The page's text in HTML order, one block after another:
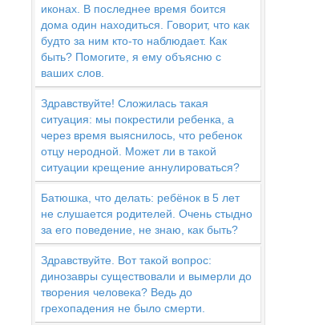
иконах. В последнее время боится
дома один находиться. Говорит, что как
будто за ним кто-то наблюдает. Как
быть? Помогите, я ему объясню с
ваших слов.
Здравствуйте! Сложилась такая
ситуация: мы покрестили ребенка, а
через время выяснилось, что ребенок
отцу неродной. Может ли в такой
ситуации крещение аннулироваться?
Батюшка, что делать: ребёнок в 5 лет
не слушается родителей. Очень стыдно
за его поведение, не знаю, как быть?
Здравствуйте. Вот такой вопрос:
динозавры существовали и вымерли до
творения человека? Ведь до
грехопадения не было смерти.